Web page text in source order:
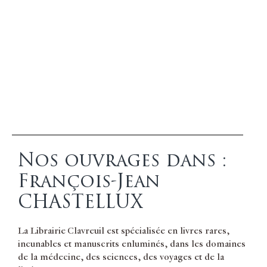
Nos ouvrages dans :
François-Jean
CHASTELLUX
La Librairie Clavreuil est spécialisée en livres rares,
incunables et manuscrits enluminés, dans les domaines
de la médecine, des sciences, des voyages et de la